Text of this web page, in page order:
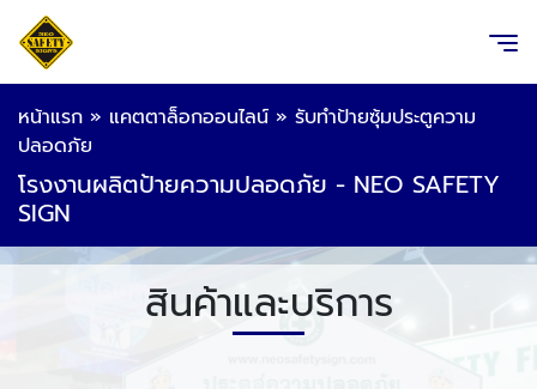
หน้าแรก » แคตตาล็อกออนไลน์ » รับทำป้ายซุ้มประตูความ
ปลอดภัย
โรงงานผลิตป้ายความปลอดภัย - NEO SAFETY
SIGN
สินค้าและบริการ